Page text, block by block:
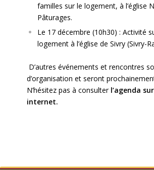
familles sur le logement, à l’église
Pâturages.
Le 17 décembre (10h30) : Activité
logement à l’église de Sivry (Sivry-
D’autres événements et rencontres
d’organisation et seront
N’hésitez pas à consulter l’agenda
internet.